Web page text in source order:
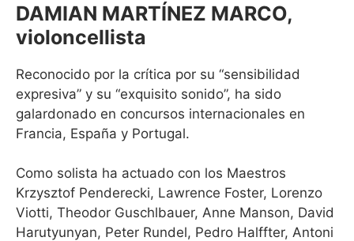
DAMIAN MARTÍNEZ MARCO,
violoncellista
Reconocido por la crítica por su “sensibilidad
expresiva” y su “exquisito sonido”, ha sido
galardonado en concursos internacionales en
Francia, España y Portugal.
Como solista ha actuado con los Maestros
Krzysztof Penderecki, Lawrence Foster, Lorenzo
Viotti, Theodor Guschlbauer, Anne Manson, David
Harutyunyan, Peter Rundel, Pedro Halffter, Antoni